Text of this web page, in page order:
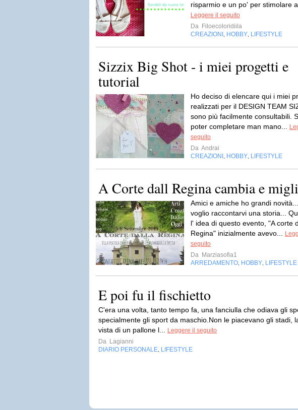
risparmio e un po' per stimolare
Leggere il seguito
Da Filoecoloridiila
CREAZIONI
HOBBY LIFESTYLE
Sizzix Big Shot - i miei progetti e
tutorial
Ho deciso di elencare qui i miei
realizzati per il DESIGN TEAM
sono più facilmente consultabili.
poter completare man mano...
seguito
Da Andrai
CREAZIONI
HOBBY LIFESTYLE
A Corte dall Regina cambia e
Amici e amiche ho grandi
voglio raccontarvi una storia...
l' idea di questo evento, "A corte
Regina" inizialmente avevo...
seguito
Da Marziasofia1
ARREDAMENTO HOBBY LIFESTYLE
E poi fu il fischietto
C'era una volta, tanto tempo fa, una fanciulla che odiava gli
specialmente gli sport da maschio.Non le piacevano gli stadi,
vista di un pallone l...
Leggere il seguito
Da Lagianni
DIARIO PERSONALE LIFESTYLE